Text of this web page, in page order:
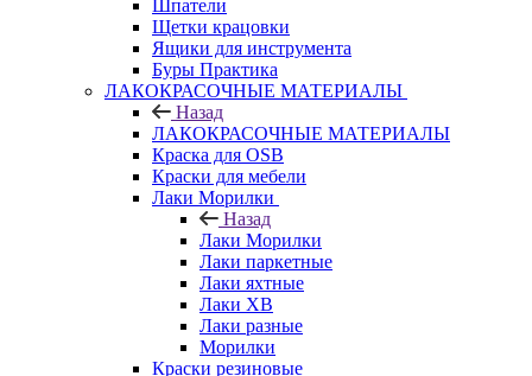
Шпатели
Щетки крацовки
Ящики для инструмента
Буры Практика
ЛАКОКРАСОЧНЫЕ МАТЕРИАЛЫ
Назад
ЛАКОКРАСОЧНЫЕ МАТЕРИАЛЫ
Краска для OSB
Краски для мебели
Лаки Морилки
Назад
Лаки Морилки
Лаки паркетные
Лаки яхтные
Лаки ХВ
Лаки разные
Морилки
Краски резиновые